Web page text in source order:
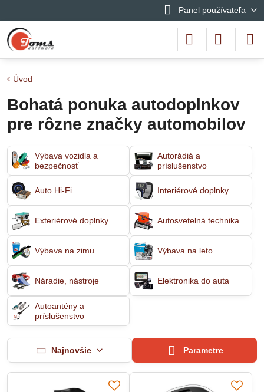
Panel používateľa
Úvod
Bohatá ponuka autodoplnkov
pre rôzne značky automobilov
Výbava vozidla a
bezpečnosť
Autorádiá a
príslušenstvo
Auto Hi-Fi Interiérové doplnky
Exteriérové doplnky Autosvetelná technika
Výbava na zimu Výbava na leto
Náradie, nástroje Elektronika do auta
Autoantény a
príslušenstvo
Najnovšie Parametre